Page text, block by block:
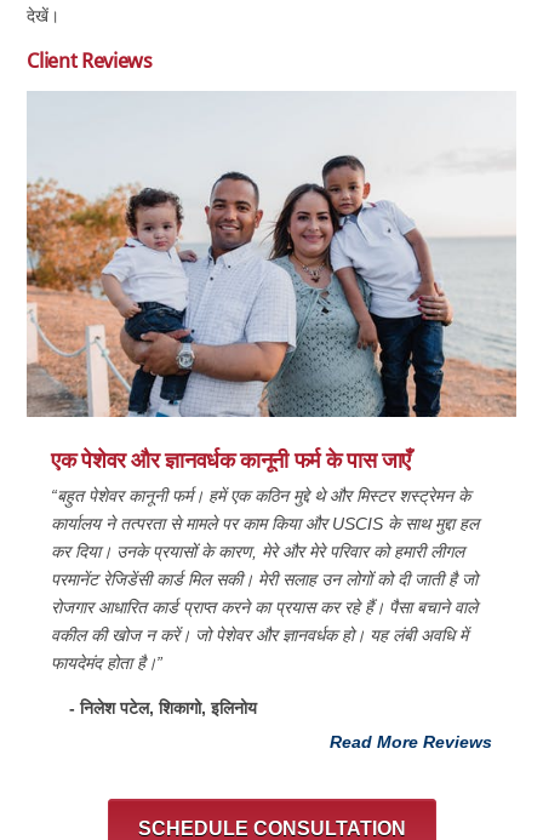
देखें।
Client Reviews
एक पेशेवर और ज्ञानवर्धक कानूनी फर्म के पास जाएँ
“बहुत पेशेवर कानूनी फर्म। हमें एक कठिन मुद्दे थे और मिस्टर शस्ट्रेमन के
कार्यालय ने तत्परता से मामले पर काम किया और USCIS के साथ मुद्दा हल
कर दिया। उनके प्रयासों के कारण, मेरे और मेरे परिवार को हमारी लीगल
परमानेंट रेजिडेंसी कार्ड मिल सकी। मेरी सलाह उन लोगों को दी जाती है जो
रोजगार आधारित कार्ड प्राप्त करने का प्रयास कर रहे हैं। पैसा बचाने वाले
वकील की खोज न करें। जो पेशेवर और ज्ञानवर्धक हो। यह लंबी अवधि में
फायदेमंद होता है।”
- निलेश पटेल, शिकागो, इलिनोय
Read More Reviews
SCHEDULE CONSULTATION